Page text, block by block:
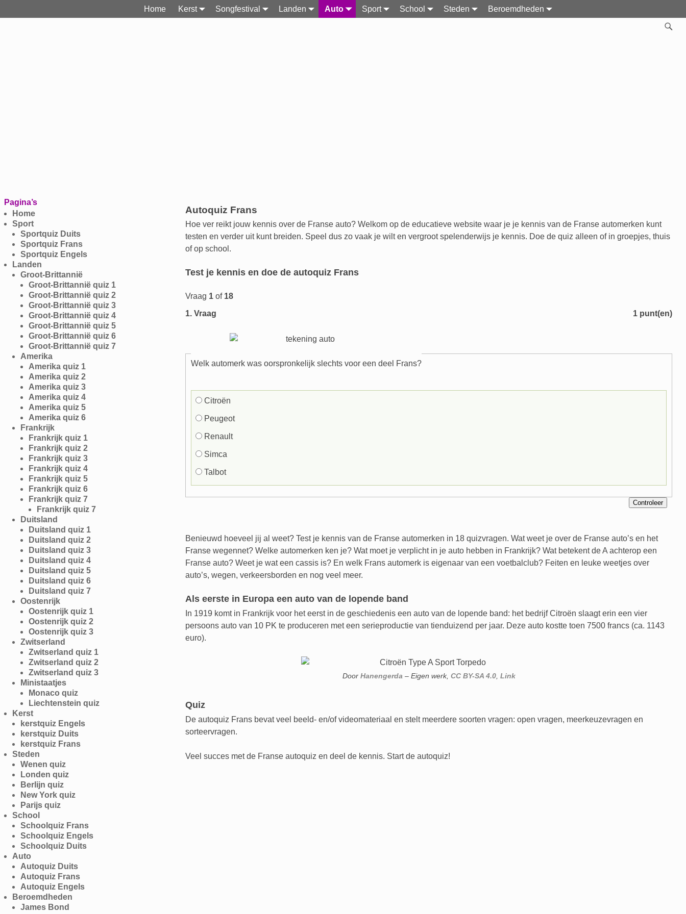
Home Kerst Songfestival Landen Auto Sport School Steden Beroemdheden
Autoquiz Frans
Hoe ver reikt jouw kennis over de Franse auto? Welkom op de educatieve website waar je je kennis van de Franse automerken kunt
testen en verder uit kunt breiden. Speel dus zo vaak je wilt en vergroot spelenderwijs je kennis. Doe de quiz alleen of in groepjes, thuis
of op school.
Test je kennis en doe de autoquiz Frans
Vraag 1of 18
1. Vraag 1 punt(en)
Welk automerk was oorspronkelijk slechts voor een deel Frans?
Citroën
Peugeot
Renault
Simca
Talbot
Benieuwd hoeveel jij al weet? Test je kennis van de Franse automerken in 18 quizvragen. Wat weet je over de Franse auto’s en het
Franse wegennet? Welke automerken ken je? Wat moet je verplicht in je auto hebben in Frankrijk? Wat betekent de A achterop een
Franse auto? Weet je wat een cassis is? En welk Frans automerk is eigenaar van een voetbalclub? Feiten en leuke weetjes over
auto’s, wegen, verkeersborden en nog veel meer.
Als eerste in Europa een auto van de lopende band
In 1919 komt in Frankrijk voor het eerst in de geschiedenis een auto van de lopende band: het bedrijf Citroën slaagt erin een vier
persoons auto van 10 PK te produceren met een serieproductie van tienduizend per jaar. Deze auto kostte toen 7500 francs (ca. 1143
euro).
Door Hanengerda– Eigen werk, CC BY-SA 4.0, Link
Quiz
De autoquiz Frans bevat veel beeld- en/of videomateriaal en stelt meerdere soorten vragen: open vragen, meerkeuzevragen en
sorteervragen.
Veel succes met de Franse autoquiz en deel de kennis. Start de autoquiz!
Pagina’s
Home
Sport
Sportquiz Duits
Sportquiz Frans
Sportquiz Engels
Landen
Groot-Brittannië
Groot-Brittannië quiz 1
Groot-Brittannië quiz 2
Groot-Brittannië quiz 3
Groot-Brittannië quiz 4
Groot-Brittannië quiz 5
Groot-Brittannië quiz 6
Groot-Brittannië quiz 7
Amerika
Amerika quiz 1
Amerika quiz 2
Amerika quiz 3
Amerika quiz 4
Amerika quiz 5
Amerika quiz 6
Frankrijk
Frankrijk quiz 1
Frankrijk quiz 2
Frankrijk quiz 3
Frankrijk quiz 4
Frankrijk quiz 5
Frankrijk quiz 6
Frankrijk quiz 7
Frankrijk quiz 7
Duitsland
Duitsland quiz 1
Duitsland quiz 2
Duitsland quiz 3
Duitsland quiz 4
Duitsland quiz 5
Duitsland quiz 6
Duitsland quiz 7
Oostenrijk
Oostenrijk quiz 1
Oostenrijk quiz 2
Oostenrijk quiz 3
Zwitserland
Zwitserland quiz 1
Zwitserland quiz 2
Zwitserland quiz 3
Ministaatjes
Monaco quiz
Liechtenstein quiz
Kerst
kerstquiz Engels
kerstquiz Duits
kerstquiz Frans
Steden
Wenen quiz
Londen quiz
Berlijn quiz
New York quiz
Parijs quiz
School
Schoolquiz Frans
Schoolquiz Engels
Schoolquiz Duits
Auto
Autoquiz Duits
Autoquiz Frans
Autoquiz Engels
Beroemdheden
James Bond